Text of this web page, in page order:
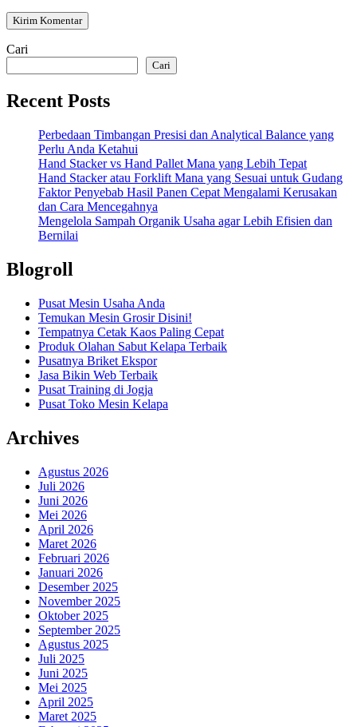
Cari
Cari
Recent Posts
Perbedaan Timbangan Presisi dan Analytical Balance yang
Perlu Anda Ketahui
Hand Stacker vs Hand Pallet Mana yang Lebih Tepat
Hand Stacker atau Forklift Mana yang Sesuai untuk Gudang
Faktor Penyebab Hasil Panen Cepat Mengalami Kerusakan
dan Cara Mencegahnya
Mengelola Sampah Organik Usaha agar Lebih Efisien dan
Bernilai
Blogroll
Pusat Mesin Usaha Anda
Temukan Mesin Grosir Disini!
Tempatnya Cetak Kaos Paling Cepat
Produk Olahan Sabut Kelapa Terbaik
Pusatnya Briket Ekspor
Jasa Bikin Web Terbaik
Pusat Training di Jogja
Pusat Toko Mesin Kelapa
Archives
Agustus 2026
Juli 2026
Juni 2026
Mei 2026
April 2026
Maret 2026
Februari 2026
Januari 2026
Desember 2025
November 2025
Oktober 2025
September 2025
Agustus 2025
Juli 2025
Juni 2025
Mei 2025
April 2025
Maret 2025